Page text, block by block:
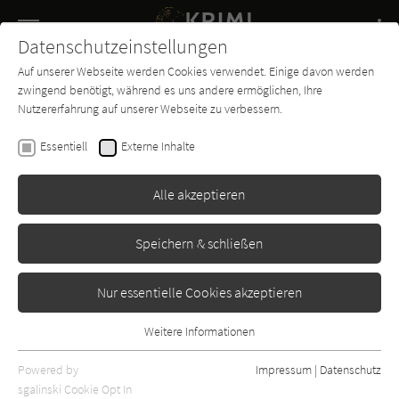
SUCHE
Buch-
Entdecker
Forum Charts
Ed McBain
Nackt ist die beste Maske
Erschienen: Januar 1961 Bibliogr. Angaben
Datenschutzeinstellungen
Auf unserer Webseite werden Cookies verwendet. Einige davon werden
zwingend benötigt, während es uns andere ermöglichen, Ihre
Nutzererfahrung auf unserer Webseite zu verbessern.
Essentiell Externe Inhalte
Alle akzeptieren
Speichern & schließen
Nur essentielle Cookies akzeptieren
Essentielle Cookies werden für grundlegende Funktionen der
Webseite benötigt. Dadurch ist gewährleistet, dass die Webseite
Weitere Informationen
Powered by
sgalinski Cookie Opt In
Impressum | Datenschutz